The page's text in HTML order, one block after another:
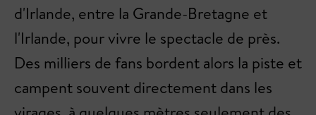
d'Irlande, entre la Grande-Bretagne et
l'Irlande, pour vivre le spectacle de près.
Des milliers de fans bordent alors la piste et
campent souvent directement dans les